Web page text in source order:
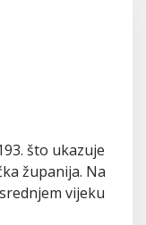
što ukazuje
županija. Na
vijeku